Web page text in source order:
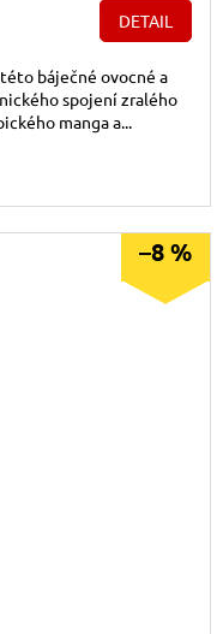
DETAIL
báječné ovocné a
spojení zralého
manga a...
–8 %